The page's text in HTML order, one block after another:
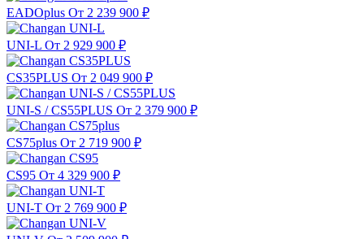
EADOplus От 2 239 900 ₽
UNI-L От 2 929 900 ₽
CS35PLUS От 2 049 900 ₽
UNI-S / CS55PLUS От 2 379 900 ₽
CS75plus От 2 719 900 ₽
CS95 От 4 329 900 ₽
UNI-T От 2 769 900 ₽